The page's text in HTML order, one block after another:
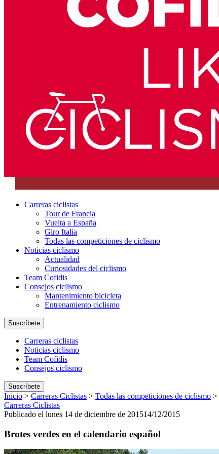
Carreras ciclistas
Tour de Francia
Vuelta a España
Giro Italia
Todas las competiciones de ciclismo
Noticias ciclismo
Actualidad
Curiosidades del ciclismo
Team Cofidis
Consejos ciclismo
Mantenimiento bicicleta
Entrenamiento ciclismo
Suscríbete
Carreras ciclistas
Noticias ciclismo
Team Cofidis
Consejos ciclismo
Suscríbete
Inicio > Carreras Ciclistas > Todas las competiciones de ciclismo >
Carreras Ciclistas
Publicado el lunes 14 de diciembre de 201514/12/2015
Brotes verdes en el calendario español